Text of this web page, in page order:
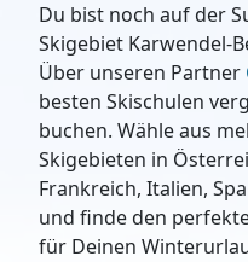
Du bist noch auf der
Skigebiet Karwendel-
Über unseren Partner
besten Skischulen
buchen. Wähle aus
Skigebieten in
Frankreich, Italien,
und finde den
für Deinen